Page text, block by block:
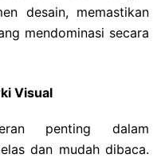
desain, memastikan
mendominasi secara
Visual
penting dalam
dan mudah dibaca.